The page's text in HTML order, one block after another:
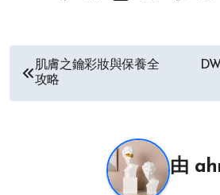
文
章
肌膚之鑰彩妝與保養全
攻略
由